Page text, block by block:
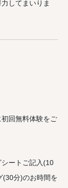
してまいりま
回無料体験をご
ートご記入(10
分)のお時間を